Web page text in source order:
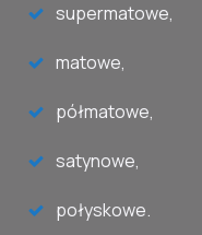
supermatowe,
matowe,
półmatowe,
satynowe,
połyskowe.